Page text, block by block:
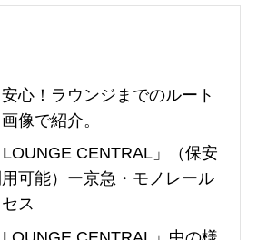
心！ラウンジまでのルート
像で紹介。
LOUNGE CENTRAL」（保安
可能）ー京急・モノレール
ス